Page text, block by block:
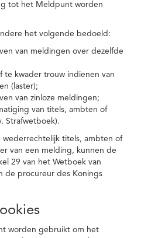
tot het Meldpunt worden
het volgende bedoeld:
van meldingen over dezelfde
te kwader trouw indienen van
(laster);
van zinloze meldingen;
van titels, ambten of
Strafwetboek).
wederrechtelijk titels, ambten of
van een melding, kunnen de
29 van het Wetboek van
de procureur des Konings
worden gebruikt om het